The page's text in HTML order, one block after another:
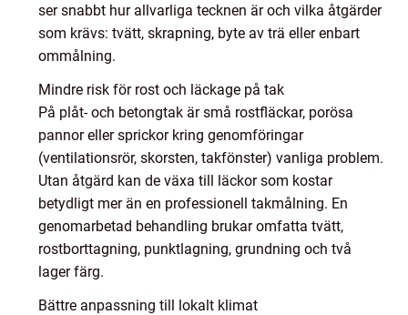
ser snabbt hur allvarliga tecknen är och vilka åtgärder
som krävs: tvätt, skrapning, byte av trä eller enbart
ommålning.
Mindre risk för rost och läckage på tak
På plåt- och betongtak är små rostfläckar, porösa
pannor eller sprickor kring genomföringar
(ventilationsrör, skorsten, takfönster) vanliga problem.
Utan åtgärd kan de växa till läckor som kostar
betydligt mer än en professionell takmålning. En
genomarbetad behandling brukar omfatta tvätt,
rostborttagning, punktlagning, grundning och två
lager färg.
Bättre anpassning till lokalt klimat